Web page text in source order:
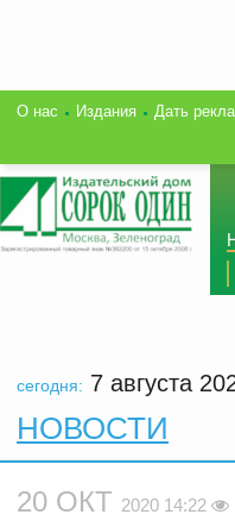
О нас Издания Дать
сегодня: 7 августа
НОВОСТИ
20 ОКТ 2020 14:22